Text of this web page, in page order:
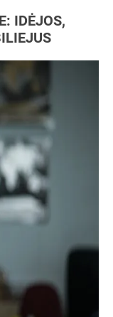
IDĖJOS,